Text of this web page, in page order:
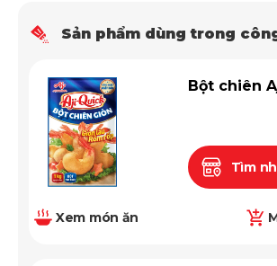
Sản phẩm dùng trong
Bột chiên
Tìm
Xem món ăn